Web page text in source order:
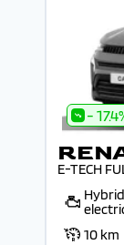
-
E-TECH
10 km